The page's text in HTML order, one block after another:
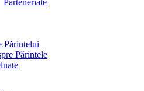
Parteneriate
Părintelui
Părintele